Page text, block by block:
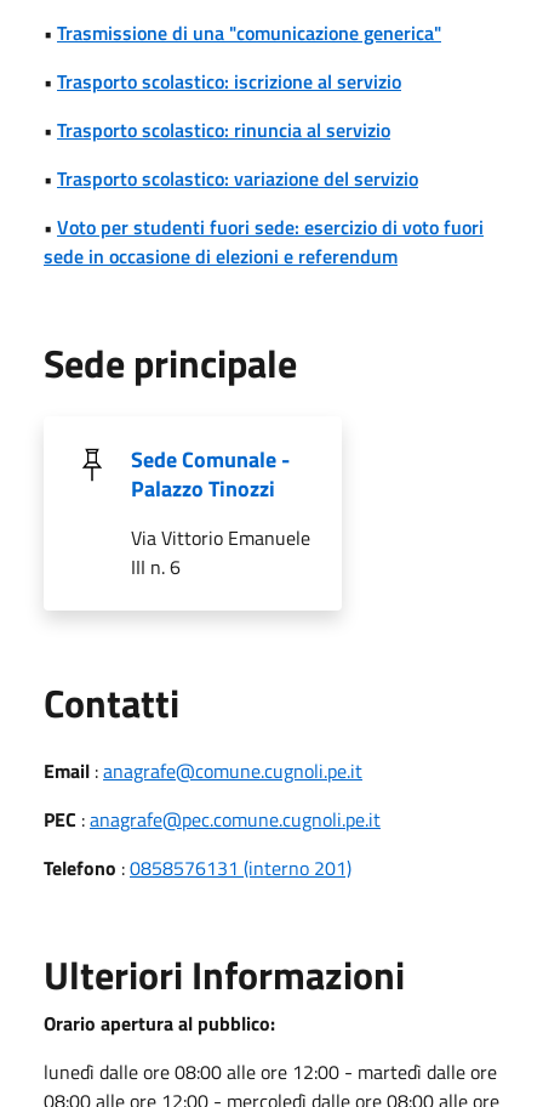
• Trasmissione di una "comunicazione generica"
• Trasporto scolastico: iscrizione al servizio
• Trasporto scolastico: rinuncia al servizio
• Trasporto scolastico: variazione del servizio
• Voto per studenti fuori sede: esercizio di voto fuori
sede in occasione di elezioni e referendum
Sede principale
Sede Comunale -
Palazzo Tinozzi
Via Vittorio Emanuele
III n. 6
Contatti
Email :anagrafe@comune.cugnoli.pe.it
PEC :anagrafe@pec.comune.cugnoli.pe.it
Telefono :0858576131 (interno 201)
Ulteriori Informazioni
Orario apertura al pubblico:
lunedì dalle ore 08:00 alle ore 12:00 - martedì dalle ore
08:00 alle ore 12:00 - mercoledì dalle ore 08:00 alle ore